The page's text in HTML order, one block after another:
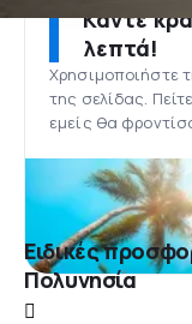
Κάντε
λεπτά!
Χρησιμοποιήστε
της σελίδας.
εμείς θα
Ειδικές
Πολυνησία